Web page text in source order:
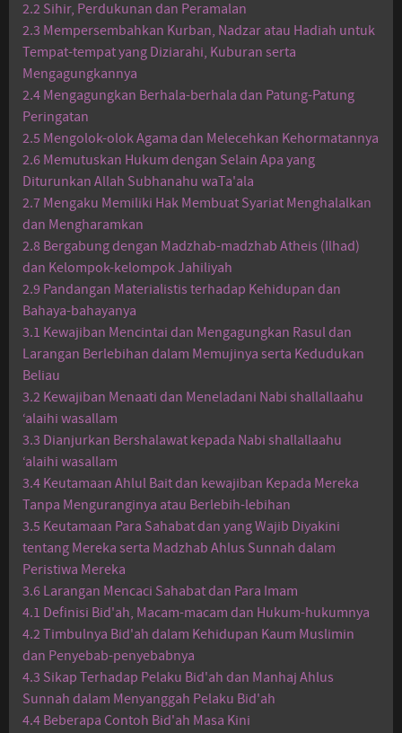
2.2 Sihir, Perdukunan dan Peramalan
2.3 Mempersembahkan Kurban, Nadzar atau Hadiah untuk
Tempat-tempat yang Diziarahi, Kuburan serta
Mengagungkannya
2.4 Mengagungkan Berhala-berhala dan Patung-Patung
Peringatan
2.5 Mengolok-olok Agama dan Melecehkan Kehormatannya
2.6 Memutuskan Hukum dengan Selain Apa yang
Diturunkan Allah Subhanahu waTa'ala
2.7 Mengaku Memiliki Hak Membuat Syariat Menghalalkan
dan Mengharamkan
2.8 Bergabung dengan Madzhab-madzhab Atheis (Ilhad)
dan Kelompok-kelompok Jahiliyah
2.9 Pandangan Materialistis terhadap Kehidupan dan
Bahaya-bahayanya
3.1 Kewajiban Mencintai dan Mengagungkan Rasul dan
Larangan Berlebihan dalam Memujinya serta Kedudukan
Beliau
3.2 Kewajiban Menaati dan Meneladani Nabi shallallaahu
‘alaihi wasallam
3.3 Dianjurkan Bershalawat kepada Nabi shallallaahu
‘alaihi wasallam
3.4 Keutamaan Ahlul Bait dan kewajiban Kepada Mereka
Tanpa Menguranginya atau Berlebih-lebihan
3.5 Keutamaan Para Sahabat dan yang Wajib Diyakini
tentang Mereka serta Madzhab Ahlus Sunnah dalam
Peristiwa Mereka
3.6 Larangan Mencaci Sahabat dan Para Imam
4.1 Definisi Bid'ah, Macam-macam dan Hukum-hukumnya
4.2 Timbulnya Bid'ah dalam Kehidupan Kaum Muslimin
dan Penyebab-penyebabnya
4.3 Sikap Terhadap Pelaku Bid'ah dan Manhaj Ahlus
Sunnah dalam Menyanggah Pelaku Bid'ah
4.4 Beberapa Contoh Bid'ah Masa Kini